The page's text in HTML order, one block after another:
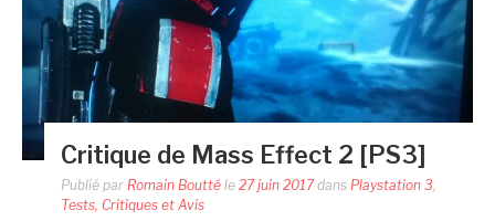
Critique de Mass Effect 2 [PS3]
Publié par Romain Boutté le 27 juin 2017dans Playstation 3,
Tests, Critiques et Avis